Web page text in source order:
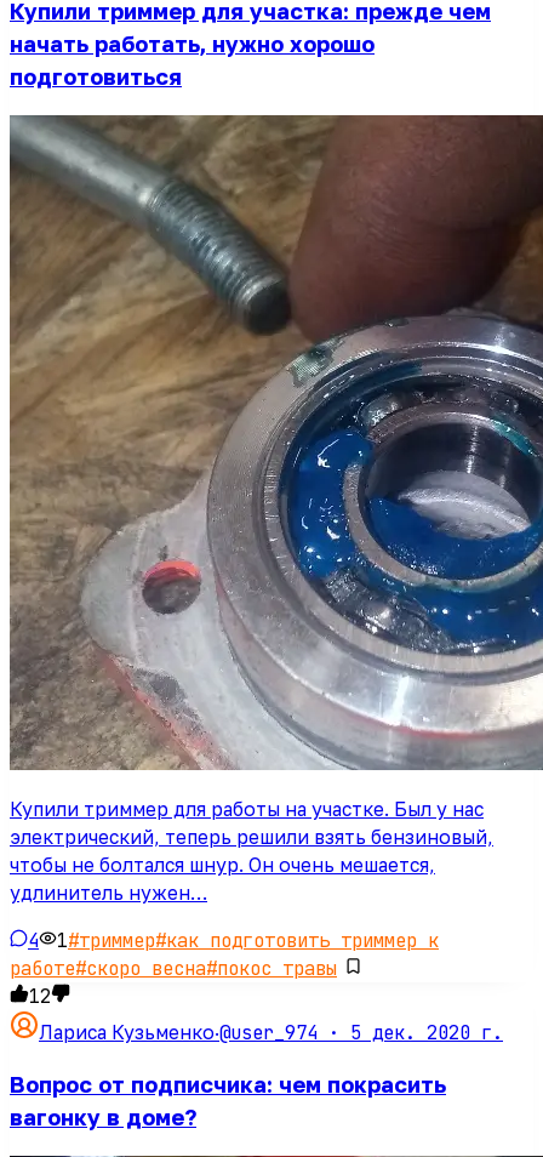
Купили триммер для участка: прежде чем
начать работать, нужно хорошо
подготовиться
Купили триммер для работы на участке. Был у нас
электрический, теперь решили взять бензиновый,
чтобы не болтался шнур. Он очень мешается,
удлинитель нужен…
4 1#триммер#как подготовить триммер к
работе#скоро весна#покос травы
12
Лариса Кузьменко·@user_974 · 5 дек. 2020 г.
Вопрос от подписчика: чем покрасить
вагонку в доме?